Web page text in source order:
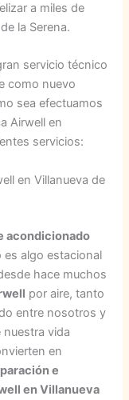
a miles de
la Serena.
servicio técnico
como nuevo
sea efectuamos
Airwell en
servicios:
en Villanueva de
acondicionado
es algo estacional
hace muchos
por aire, tanto
entre nosotros y
vida
en
e
en Villanueva